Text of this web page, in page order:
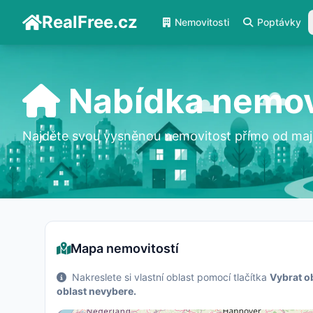
RealFree.cz Nemovitosti Poptávky
Nabídka
Najděte svou vysněnou nemovitost přímo od
Mapa nemovitostí
Nakreslete si vlastní oblast pomocí tlačítka Vybrat
oblast nevybere.